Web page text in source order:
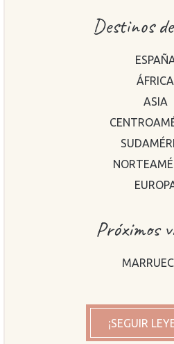
Destinos
ÁFRICA
ASIA
Próximos
¡SEGUIR